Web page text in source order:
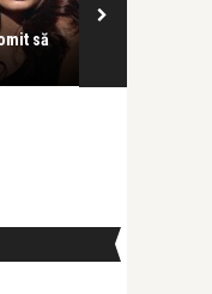
revistatango.ro Marea
S-a dovedit!